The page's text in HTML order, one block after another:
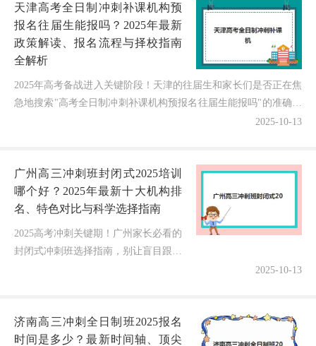
天津高考全日制冲刺补课机构预
报名往届生能报吗？2025年最新
政策解读、报名流程与择校指南
全解析
2025年高考备战进入关键阶段！天津的往届生和家长们是否正在焦
急地搜索"高考全日制冲刺补课机构预报名往届生能报吗"的准确答
案？面对复杂的报名政策和严格的资格要求，许多家庭...2025-10-13
广州高三冲刺班封闭式2025培训
哪个好？2025年最新十大机构排
名、特色对比与科学选择指南
2025高考冲刺关键期！广州家长必看的
封闭式冲刺班选择指南，别让盲目跟风
2025-10-13
济南高三冲刺全日制班2025报名
时间是多少？最新时间轴、顶尖